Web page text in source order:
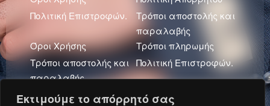
Εκτιμούμε το απόρρητό σας
Πολιτική Επιστροφών.
Τρόποι αποστολής και
παραλαβής
Όροι Χρήσης
Τρόποι πληρωμής
Τρόποι αποστολής και
παραλαβής
Πολιτική Επιστροφών.
Πολιτική Απορρήτου